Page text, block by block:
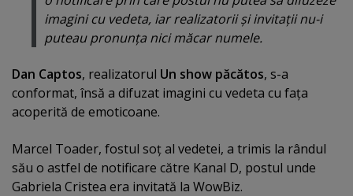
imagini cu vedeta, iar realizatorii şi invitaţii nu-i
puteau pronunţa nici măcar numele.
Dan Captos, realizatorul Un show păcătos, s-a
conformat, însă a difuzat imagini cu vedeta cu faţa
acoperită de emoticoane.
Marcel Toader, fostul soţ al vedetei, a trimis la rândul
său o astfel de notificare către Kanal D, postul unde
Gabriela Cristea era invitată la WowBiz.